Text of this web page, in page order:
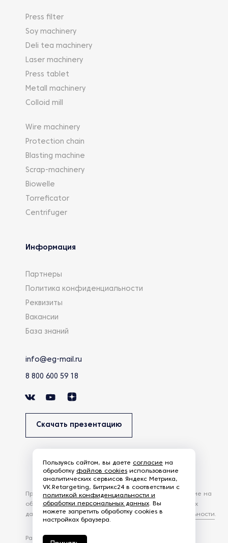
Press filter
Soy machinery
Deli tea machinery
Laser machinery
Press tablet
Metall machinery
Colloid mill
Wire machinery
Protection chain
Blasting machine
Scrap-machinery
Biowelle
Torreficator
Centrifuger
Информация
Партнеры
Политика конфиденциальности
Реквизиты
Вакансии
База знаний
info@eg-mail.ru
8 800 600 59 18
Скачать презентацию
Разработка сайта —
Продолжая использовать наш сайт, вы даете согласие на
обработку файлов Cookies и других пользовательских
данных, в соответствии сПолитикой конфиденциальности.
Пользуясь сайтом, вы даете согласие на
обработку файлов cookies использование
аналитических сервисов Яндекс Метрика,
VK.Retargeting, Битрикс24 в соответствии с
политикой конфиденциальности и
обработки персональных данных. Вы
можете запретить обработку cookies в
настройках браузера.